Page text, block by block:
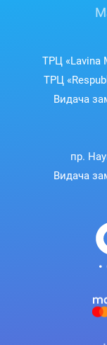
ТРЦ «Lavina
ТРЦ
Видача
пр.
Видача